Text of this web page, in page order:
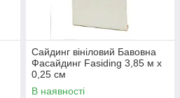
Сайдинг вініловий Бавовна
Фасайдинг Fasiding 3,85 м х
0,25 см
В наявності